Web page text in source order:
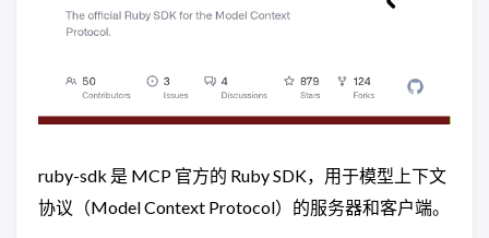
ruby-sdk 是 MCP 官方的 Ruby SDK，用于模型上下文
协议（Model Context Protocol）的服务器和客户端。